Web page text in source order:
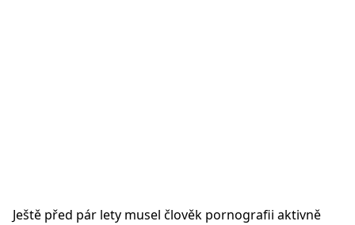
Ještě před pár lety musel člověk pornografii aktivně